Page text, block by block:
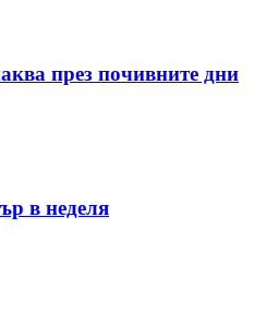
през почивните дни
в неделя